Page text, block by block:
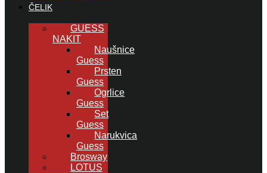
ČELIK
GUESS
NAKIT
Naušnice
Guess
Prsten
Guess
Ogrlice
Guess
Set
Guess
Narukvica
Guess
Brosway
LOTUS